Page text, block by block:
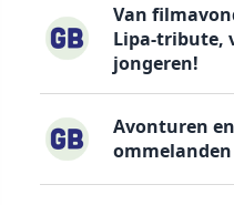
Van
Lipa-tribute,
jongeren!
Avonturen
ommelanden